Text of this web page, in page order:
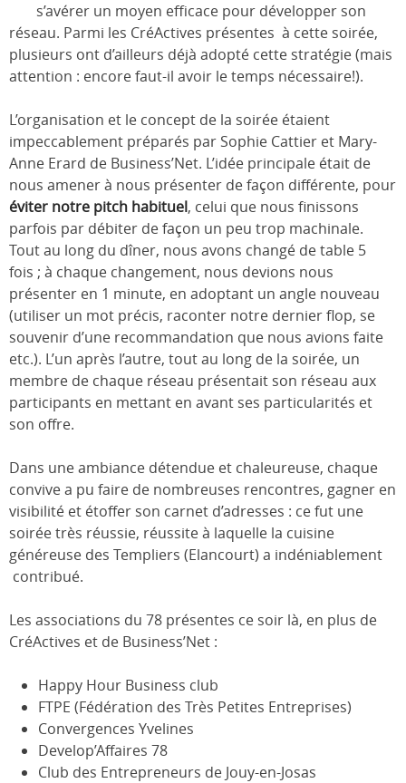
s’avérer un moyen efficace pour développer son
réseau. Parmi les CréActives présentes à cette soirée,
plusieurs ont d’ailleurs déjà adopté cette stratégie (mais
attention : encore faut-il avoir le temps nécessaire!).
L’organisation et le concept de la soirée étaient
impeccablement préparés par Sophie Cattier et Mary-
Anne Erard de Business’Net. L’idée principale était de
nous amener à nous présenter de façon différente, pour
éviter notre pitch habituel, celui que nous finissons
parfois par débiter de façon un peu trop machinale.
Tout au long du dîner, nous avons changé de table 5
fois ; à chaque changement, nous devions nous
présenter en 1 minute, en adoptant un angle nouveau
(utiliser un mot précis, raconter notre dernier flop, se
souvenir d’une recommandation que nous avions faite
etc.). L’un après l’autre, tout au long de la soirée, un
membre de chaque réseau présentait son réseau aux
participants en mettant en avant ses particularités et
son offre.
Dans une ambiance détendue et chaleureuse, chaque
convive a pu faire de nombreuses rencontres, gagner en
visibilité et étoffer son carnet d’adresses : ce fut une
soirée très réussie, réussite à laquelle la cuisine
généreuse des Templiers (Elancourt) a indéniablement
contribué.
Les associations du 78 présentes ce soir là, en plus de
CréActives et de Business’Net :
Happy Hour Business club
FTPE (Fédération des Très Petites Entreprises)
Convergences Yvelines
Develop’Affaires 78
Club des Entrepreneurs de Jouy-en-Josas